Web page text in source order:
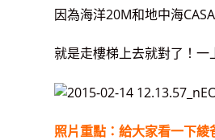
因為海洋20M和地中海
就是走樓梯上去就對了！
照片重點：給大家看一下綾